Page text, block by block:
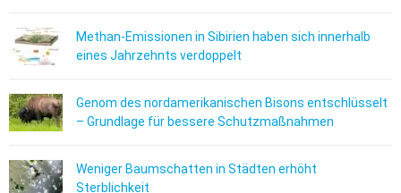
Methan-Emissionen in Sibirien haben sich innerhalb
eines Jahrzehnts verdoppelt
Genom des nordamerikanischen Bisons entschlüsselt
– Grundlage für bessere Schutzmaßnahmen
Weniger Baumschatten in Städten erhöht
Sterblichkeit